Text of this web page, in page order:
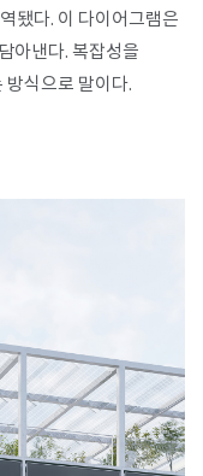
됐다. 이 다이어그램은
아낸다. 복잡성을
방식으로 말이다.